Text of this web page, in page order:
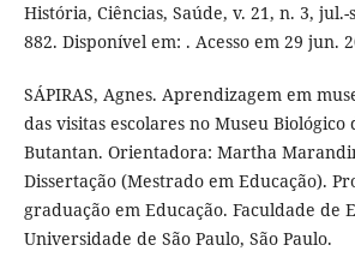
História, Ciências, Saúde, v. 21, n. 3, jul.-
882. Disponível em: . Acesso em 29 jun.
SÁPIRAS, Agnes. Aprendizagem em
das visitas escolares no Museu
Butantan. Orientadora: Martha
Dissertação (Mestrado em Educação).
graduação em Educação. Faculdade de
Universidade de São Paulo, São Paulo.